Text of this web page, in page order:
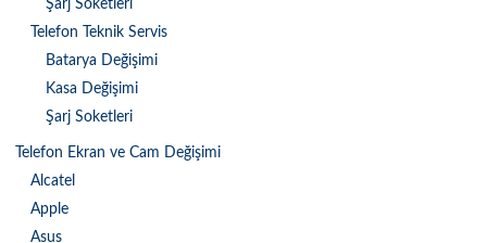
Şarj Soketleri
Telefon Teknik Servis
Batarya Değişimi
Kasa Değişimi
Şarj Soketleri
Telefon Ekran ve Cam Değişimi
Alcatel
Apple
Asus